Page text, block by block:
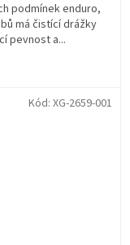
podmínek enduro,
má čistící drážky
pevnost a...
Kód: XG-2659-001